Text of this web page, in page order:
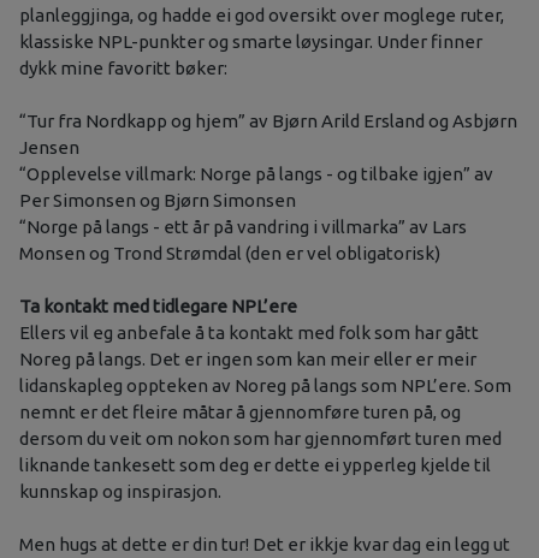
planleggjinga, og hadde ei god oversikt over moglege ruter,
klassiske NPL-punkter og smarte løysingar. Under finner
dykk mine favoritt bøker:
“Tur fra Nordkapp og hjem” av Bjørn Arild Ersland og Asbjørn
Jensen
“Opplevelse villmark: Norge på langs - og tilbake igjen” av
Per Simonsen og Bjørn Simonsen
“Norge på langs - ett år på vandring i villmarka” av Lars
Monsen og Trond Strømdal (den er vel obligatorisk)
Ta kontakt med tidlegare NPL’ere
Ellers vil eg anbefale å ta kontakt med folk som har gått
Noreg på langs. Det er ingen som kan meir eller er meir
lidanskapleg oppteken av Noreg på langs som NPL’ere. Som
nemnt er det fleire måtar å gjennomføre turen på, og
dersom du veit om nokon som har gjennomført turen med
liknande tankesett som deg er dette ei ypperleg kjelde til
kunnskap og inspirasjon.
Men hugs at dette er din tur! Det er ikkje kvar dag ein legg ut